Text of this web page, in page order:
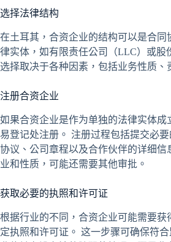
选择法律结构
在土耳其，合资企业的结构可以是合同
律实体，如有限责任公司（LLC）或股
选择取决于各种因素，包括业务性质、
注册合资企业
如果合资企业是作为单独的法律实体成
易登记处注册。 注册过程包括提交必
协议、公司章程以及合作伙伴的详细信
业和性质，可能还需要其他审批。
获取必要的执照和许可证
根据行业的不同，合资企业可能需要获
定执照和许可证。 这一步骤可确保符